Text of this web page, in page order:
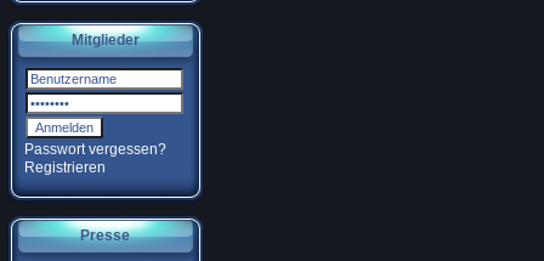
Mitglieder
Passwort vergessen?
Registrieren
Presse